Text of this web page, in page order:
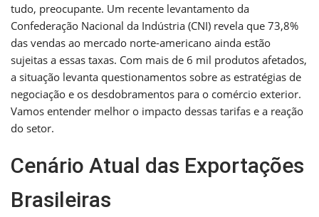
tudo, preocupante. Um recente levantamento da
Confederação Nacional da Indústria (CNI) revela que 73,8%
das vendas ao mercado norte-americano ainda estão
sujeitas a essas taxas. Com mais de 6 mil produtos afetados,
a situação levanta questionamentos sobre as estratégias de
negociação e os desdobramentos para o comércio exterior.
Vamos entender melhor o impacto dessas tarifas e a reação
do setor.
Cenário Atual das Exportações
Brasileiras